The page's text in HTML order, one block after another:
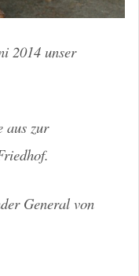
2014 unser
aus zur
General von